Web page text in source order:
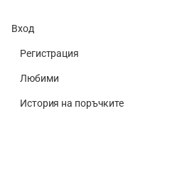
Вход
Регистрация
Любими
История на поръчките